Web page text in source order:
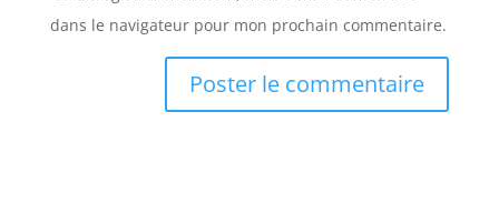
dans le navigateur pour mon prochain commentaire.